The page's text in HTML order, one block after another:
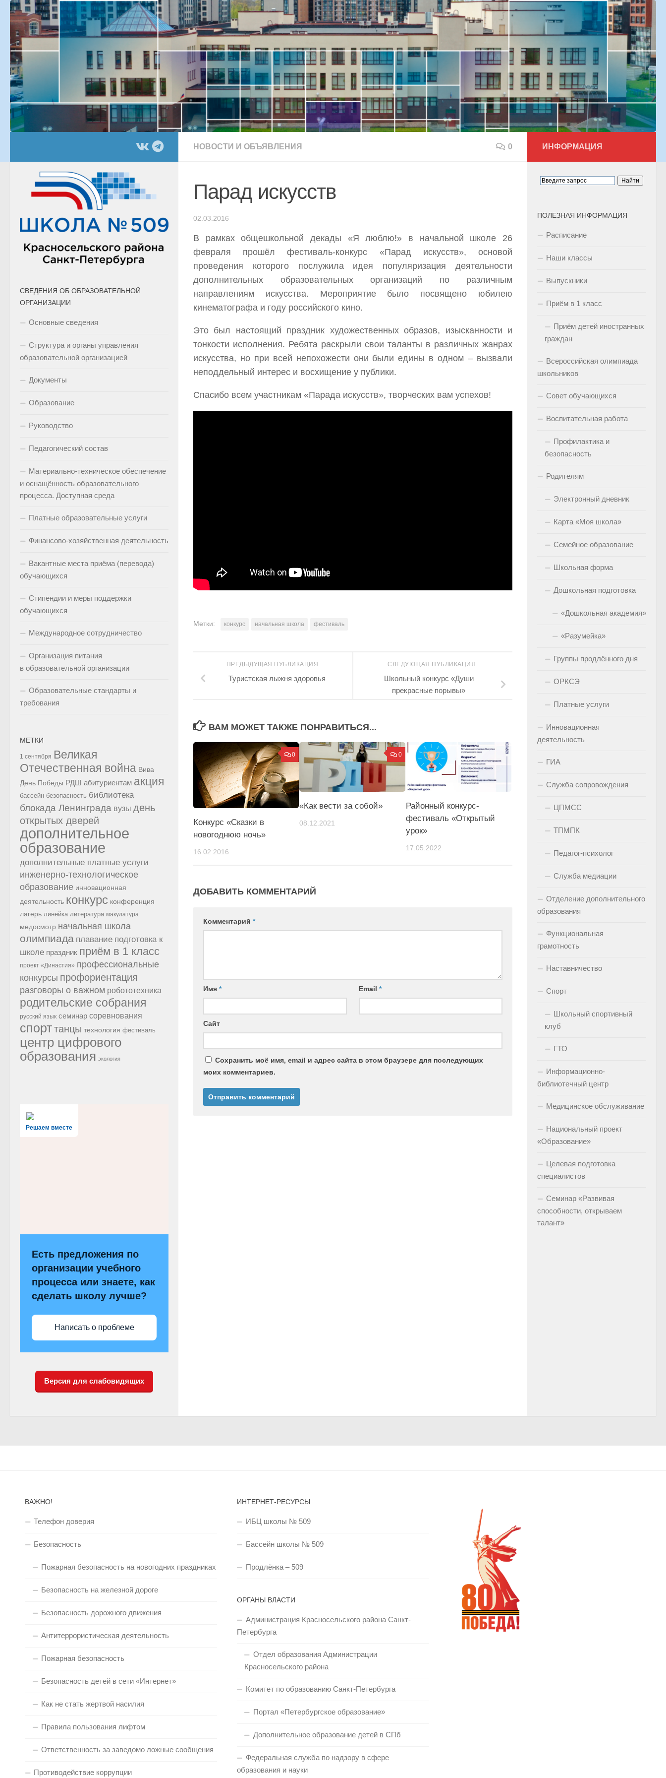
Перейти к содержимому
НОВОСТИ И ОБЪЯВЛЕНИЯ 0
Парад искусств
02.03.2016
В рамках общешкольной декады «Я люблю!» в начальной школе 26
февраля прошёл фестиваль-конкурс «Парад искусств», основой
проведения которого послужила идея популяризация деятельности
дополнительных образовательных организаций по различным
направлениям искусства. Мероприятие было посвящено юбилею
кинематографа и году российского кино.
Это был настоящий праздник художественных образов, изысканности и
тонкости исполнения. Ребята раскрыли свои таланты в различных жанрах
искусства, но при всей непохожести они были едины в одном – вызвали
неподдельный интерес и восхищение у публики.
Спасибо всем участникам «Парада искусств», творческих вам успехов!
Метки: конкурс начальная школа фестиваль
СЛЕДУЮЩАЯ ПУБЛИКАЦИЯ
Школьный конкурс «Души
прекрасные порывы»
ПРЕДЫДУЩАЯ ПУБЛИКАЦИЯ
Туристская лыжня здоровья
ВАМ МОЖЕТ ТАКЖЕ ПОНРАВИТЬСЯ...
0
Конкурс «Сказки в
новогоднюю ночь»
16.02.2016
0
«Как вести за собой»
08.12.2021
Районный конкурс-
фестиваль «Открытый
урок»
17.05.2022
ДОБАВИТЬ КОММЕНТАРИЙ
Комментарий *
Имя * Email*
Сайт
Сохранить моё имя, email и адрес сайта в этом браузере для последующих
моих комментариев.
СВЕДЕНИЯ ОБ ОБРАЗОВАТЕЛЬНОЙ
ОРГАНИЗАЦИИ
Основные сведения
Структура и органы управления
образовательной организацией
Документы
Образование
Руководство
Педагогический состав
Материально-техническое обеспечение
и оснащённость образовательного
процесса. Доступная среда
Платные образовательные услуги
Финансово-хозяйственная деятельность
Вакантные места приёма (перевода)
обучающихся
Стипендии и меры поддержки
обучающихся
Международное сотрудничество
Организация питания
в образовательной организации
Образовательные стандарты и
требования
МЕТКИ
1 сентября Великая
Отечественная война Вива
День Победы РДШ абитуриентам акция
бассейн безопасность библиотека
блокада Ленинграда вузы день
открытых дверей
дополнительное
образование
дополнительные платные услуги
инженерно-технологическое
образование инновационная
деятельность конкурс конференция
лагерь линейка литература макулатура
медосмотр начальная школа
олимпиада плавание подготовка к
школе праздник приём в 1 класс
проект «Династия» профессиональные
конкурсы профориентация
разговоры о важном робототехника
родительские собрания
русский язык семинар соревнования
спорттанцы технология фестиваль
центр цифрового
образования экология
Решаем вместе
Есть предложения по
организации учебного
процесса или знаете, как
сделать школу лучше?
Написать о проблеме
Версия для слабовидящих
ИНФОРМАЦИЯ
ПОЛЕЗНАЯ ИНФОРМАЦИЯ
Расписание
Наши классы
Выпускники
Приём в 1 класс
Приём детей иностранных
граждан
Всероссийская олимпиада
школьников
Совет обучающихся
Воспитательная работа
Профилактика и
безопасность
Родителям
Электронный дневник
Карта «Моя школа»
Семейное образование
Школьная форма
Дошкольная подготовка
«Дошкольная академия»
«Разумейка»
Группы продлённого дня
ОРКСЭ
Платные услуги
Инновационная
деятельность
ГИА
Служба сопровождения
ЦПМСС
ТПМПК
Педагог-психолог
Служба медиации
Отделение дополнительного
образования
Функциональная
грамотность
Наставничество
Спорт
Школьный спортивный
клуб
ГТО
Информационно-
библиотечный центр
Медицинское обслуживание
Национальный проект
«Образование»
Целевая подготовка
специалистов
Семинар «Развивая
способности, открываем
талант»
ВАЖНО!
Телефон доверия
Безопасность
Пожарная безопасность на новогодних праздниках
Безопасность на железной дороге
Безопасность дорожного движения
Антитеррористическая деятельность
Пожарная безопасность
Безопасность детей в сети «Интернет»
Как не стать жертвой насилия
Правила пользования лифтом
Ответственность за заведомо ложные сообщения
Противодействие коррупции
ИНТЕРНЕТ-РЕСУРСЫ
ИБЦ школы № 509
Бассейн школы № 509
Продлёнка – 509
ОРГАНЫ ВЛАСТИ
Администрация Красносельского района Санкт-
Петербурга
Отдел образования Администрации
Красносельского района
Комитет по образованию Санкт-Петербурга
Портал «Петербургское образование»
Дополнительное образование детей в СПб
Федеральная служба по надзору в сфере
образования и науки